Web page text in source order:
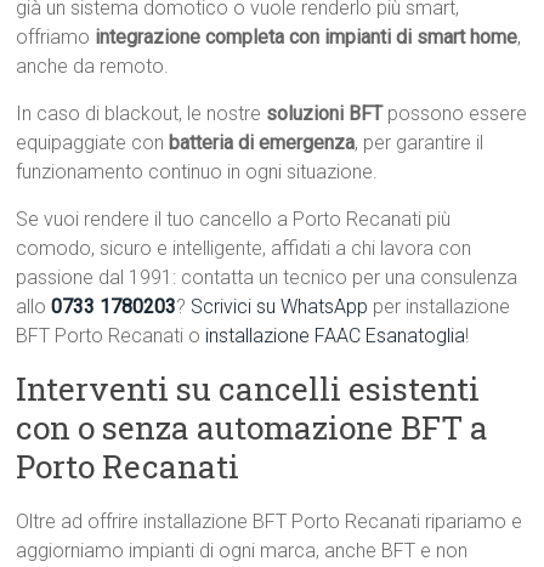
già un sistema domotico o vuole renderlo più smart,
offriamo integrazione completa con impianti di smart home,
anche da remoto.
In caso di blackout, le nostre soluzioni BFTpossono essere
equipaggiate con batteria di emergenza, per garantire il
funzionamento continuo in ogni situazione.
Se vuoi rendere il tuo cancello a Porto Recanati più
comodo, sicuro e intelligente, affidati a chi lavora con
passione dal 1991: contatta un tecnico per una consulenza
allo0733 1780203? Scrivici su WhatsApp per installazione
BFT Porto Recanati o installazione FAAC Esanatoglia!
Interventi su cancelli esistenti
con o senza automazione BFT a
Porto Recanati
Oltre ad offrire installazione BFT Porto Recanati ripariamo e
aggiorniamo impianti di ogni marca, anche BFT e non